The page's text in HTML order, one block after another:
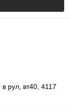
рул, вт40, 4117